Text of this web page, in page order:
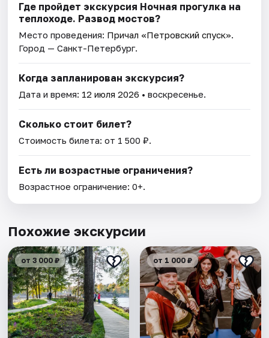
Где пройдет экскурсия Ночная прогулка на
теплоходе. Развод мостов?
Место проведения: Причал «Петровский спуск».
Город — Санкт-Петербург.
Когда запланирован экскурсия?
Дата и время: 12 июля 2026 • воскресенье.
Сколько стоит билет?
Стоимость билета: от 1 500 ₽.
Есть ли возрастные ограничения?
Возрастное ограничение: 0+.
Похожие экскурсии
от 3 000 ₽ от 1 000 ₽